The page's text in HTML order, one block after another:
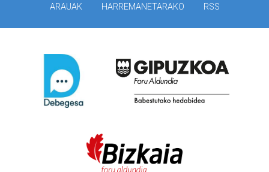
ARAUAK HARREMANETARAKO RSS